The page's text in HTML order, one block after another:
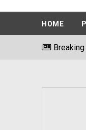
HOME
04/08/2026